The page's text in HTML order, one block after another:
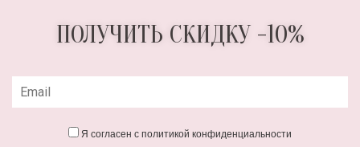
ПОЛУЧИТЬ СКИДКУ -10%
Я согласен с политикой конфиденциальности